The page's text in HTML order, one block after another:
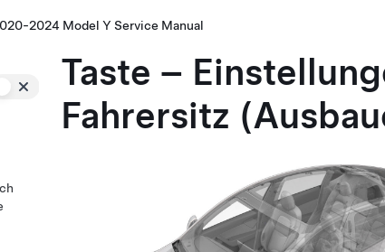
2024 Model Y Service Manual
Taste –
Fahrersitz